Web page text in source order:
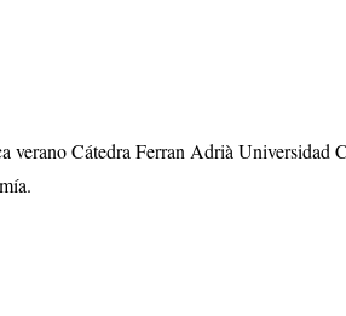
Cátedra Ferran Adrià Universidad